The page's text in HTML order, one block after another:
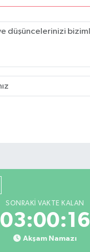
SONRAKI VAKTE KALAN
03:00:16
Akşam Namazı